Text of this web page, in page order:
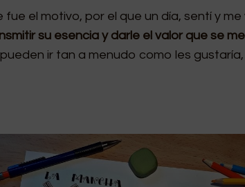
fue el motivo, por el que un día, sentí y me
su esencia y darle el valor que se
ir tan a menudo como les